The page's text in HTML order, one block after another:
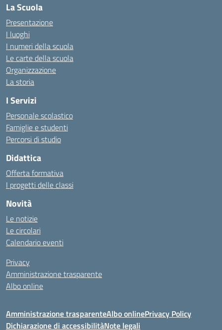
La Scuola
Presentazione
I luoghi
I numeri della scuola
Le carte della scuola
Organizzazione
La storia
I Servizi
Personale scolastico
Famiglie e studenti
Percorsi di studio
Didattica
Offerta formativa
I progetti delle classi
Novità
Le notizie
Le circolari
Calendario eventi
Privacy
Amministrazione trasparente
Albo online
Amministrazione trasparenteAlbo onlinePrivacy Policy
Dichiarazione di accessibilitàNote legali